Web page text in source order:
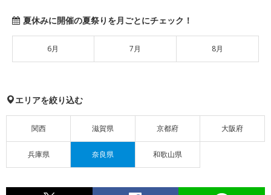
夏休みに開催の夏祭りを月ごとにチェック！
6月 7月 8月
エリアを絞り込む
関西 滋賀県 京都府 大阪府
兵庫県 奈良県 和歌山県